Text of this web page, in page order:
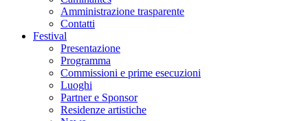
Amministrazione trasparente
Contatti
Festival
Presentazione
Programma
Commissioni e prime esecuzioni
Luoghi
Partner e Sponsor
Residenze artistiche